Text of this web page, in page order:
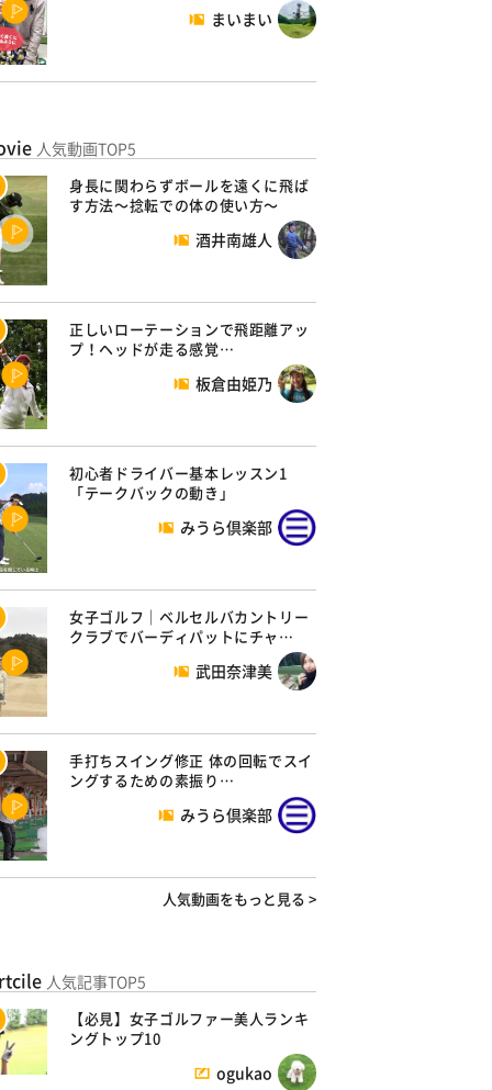
まいまい
人気動画TOP5
身長に関わらずボールを遠くに飛ば
す方法～捻転での体の使い方～
酒井南雄人
正しいローテーションで飛距離アッ
プ！ヘッドが走る感覚…
板倉由姫乃
初心者ドライバー基本レッスン1
「テークバックの動き」
みうら倶楽部
女子ゴルフ｜ベルセルバカントリー
クラブでバーディパットにチャ…
武田奈津美
手打ちスイング修正 体の回転でスイ
ングするための素振り…
みうら倶楽部
人気動画をもっと見る >
人気記事TOP5
【必見】女子ゴルファー美人ランキ
ングトップ10
ogukao